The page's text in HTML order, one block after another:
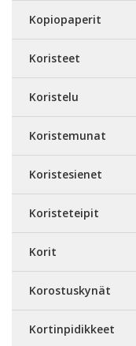
Kopiopaperit
Koristeet
Koristelu
Koristemunat
Koristesienet
Koristeteipit
Korit
Korostuskynät
Kortinpidikkeet